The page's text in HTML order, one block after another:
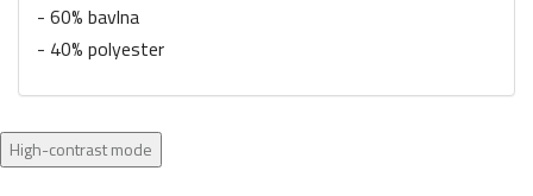
- 60% bavlna
- 40% polyester
High-contrast mode